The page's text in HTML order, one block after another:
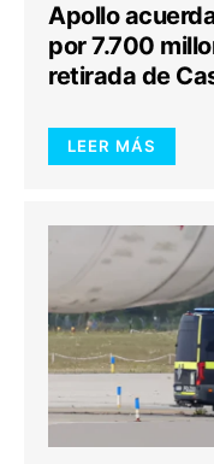
Apollo
por 7.700
retirada de
LEER MÁS